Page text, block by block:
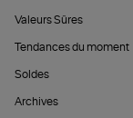
Valeurs Sûres
Tendances du moment
Soldes
Archives